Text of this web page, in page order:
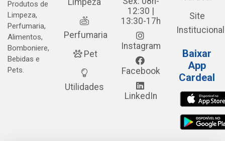
Produtos de
Limpeza,
Perfumaria,
Alimentos,
Bomboniere,
Bebidas e
Pets.
Limpeza
Perfumaria
Pet
Utilidades
12:30 |
13:30-17h
Instagram
Facebook
LinkedIn
Site
Institucional
Baixar
App
Cardeal